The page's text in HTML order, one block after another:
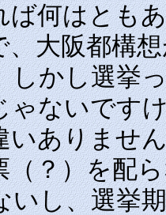
ば何はとも
、大阪都構
しかし選挙
ゃないです
いありませ
（？）を配
いし、選挙